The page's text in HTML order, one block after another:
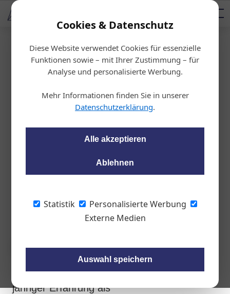
Cookies & Datenschutz
Diese Website verwendet Cookies für essenzielle
Funktionen sowie – mit Ihrer Zustimmung – für
Analyse und personalisierte Werbung.
Mehr Informationen finden Sie in unserer
Datenschutzerklärung.
Alle akzeptieren
Ablehnen
Statistik
Personalisierte Werbung
Externe Medien
Auswahl speichern
AUTOMOTIVE SERVICES
AUTOMOTIVE AKADEMIE
Podcast
Startseite/Karosserie, Lack & Pflege
Dellendrücken
llenteam
29.06.2023, 08:32 Uhr
Der zertifizierte Dellentechniker Andreas
und AG-Dellentechnik, ist dem Netzwerk
Dellenteam beigetreten.
Der leidenschaftliche Dellentechniker mit 22-
jähriger Erfahrung als